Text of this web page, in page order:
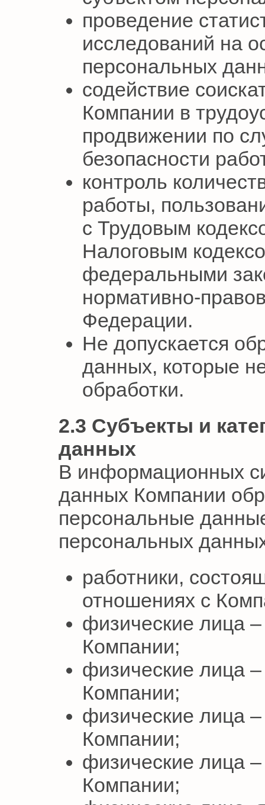
проведение
исследований на
персональных
содействие
Компании в
продвижении по
безопасности
контроль
работы,
с Трудовым
Налоговым
федеральными
нормативно-
Федерации.
Не допускается
данных, которые
обработки.
2.3 Субъекты и
данных
В информационных
данных Компании
персональные
персональных
работники,
отношениях с
физические лица
Компании;
физические лица
Компании;
физические лица –
Компании;
физические лица
Компании;